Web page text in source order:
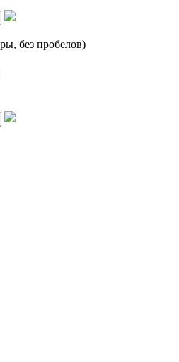
без пробелов)